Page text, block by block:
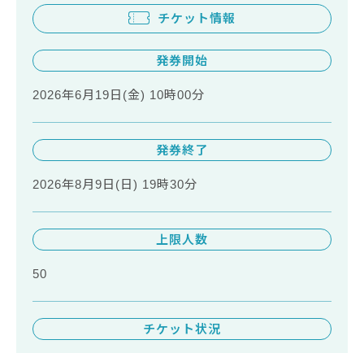
チケット情報
発券開始
2026年6月19日(金) 10時00分
発券終了
2026年8月9日(日) 19時30分
上限人数
50
チケット状況